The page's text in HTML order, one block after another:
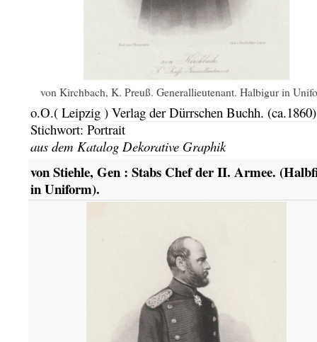
von Kirchbach, K. Preuß. Generallieutenant. Halbigur in
o.O.( Leipzig ) Verlag der Dürrschen Buchh. (ca.1860)
Stichwort: Portrait
aus dem Katalog Dekorative Graphik
von Stiehle, Gen : Stabs Chef der II. Armee.
in Uniform).